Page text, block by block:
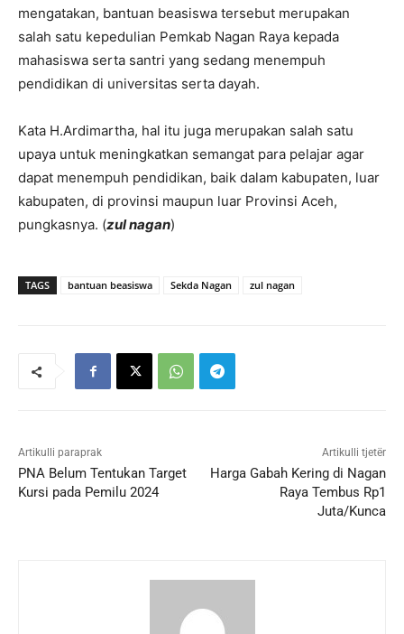
mengatakan, bantuan beasiswa tersebut merupakan
salah satu kepedulian Pemkab Nagan Raya kepada
mahasiswa serta santri yang sedang menempuh
pendidikan di universitas serta dayah.
Kata H.Ardimartha, hal itu juga merupakan salah satu
upaya untuk meningkatkan semangat para pelajar agar
dapat menempuh pendidikan, baik dalam kabupaten, luar
kabupaten, di provinsi maupun luar Provinsi Aceh,
pungkasnya. (zul nagan)
TAGS bantuan beasiswa Sekda Nagan zul nagan
Artikulli paraprak
PNA Belum Tentukan Target
Kursi pada Pemilu 2024
Artikulli tjetër
Harga Gabah Kering di Nagan
Raya Tembus Rp1
Juta/Kunca